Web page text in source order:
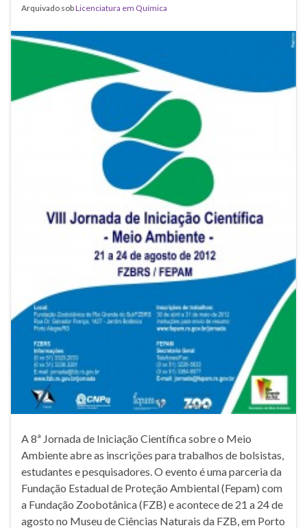
Arquivado sobLicenciatura em Química
A 8ª Jornada de Iniciação Científica sobre o Meio
Ambiente abre as inscrições para trabalhos de bolsistas,
estudantes e pesquisadores. O evento é uma parceria da
Fundação Estadual de Proteção Ambiental (Fepam) com
a Fundação Zoobotânica (FZB) e acontece de 21 a 24 de
agosto no Museu de Ciências Naturais da FZB, em Porto